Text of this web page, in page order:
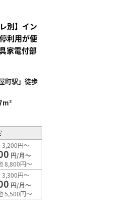
別】イン
利用が便
家電付部
町駅」徒歩
3,200円～
円/月～
8,800円～
3,300円～
円/月～
5,500円～